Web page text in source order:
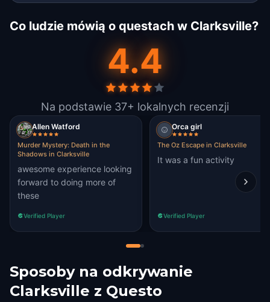
Co ludzie mówią o questach w Clarksville?
4.4
Na podstawie 37+ lokalnych recenzji
Allen Watford
Murder Mystery: Death in the
Shadows in Clarksville
awesome experience looking
forward to doing more of
these
Verified Player
Orca girl
The Oz Escape in Clarksville
It was a fun activity
Verified Player
Sposoby na odkrywanie
Clarksville z Questo